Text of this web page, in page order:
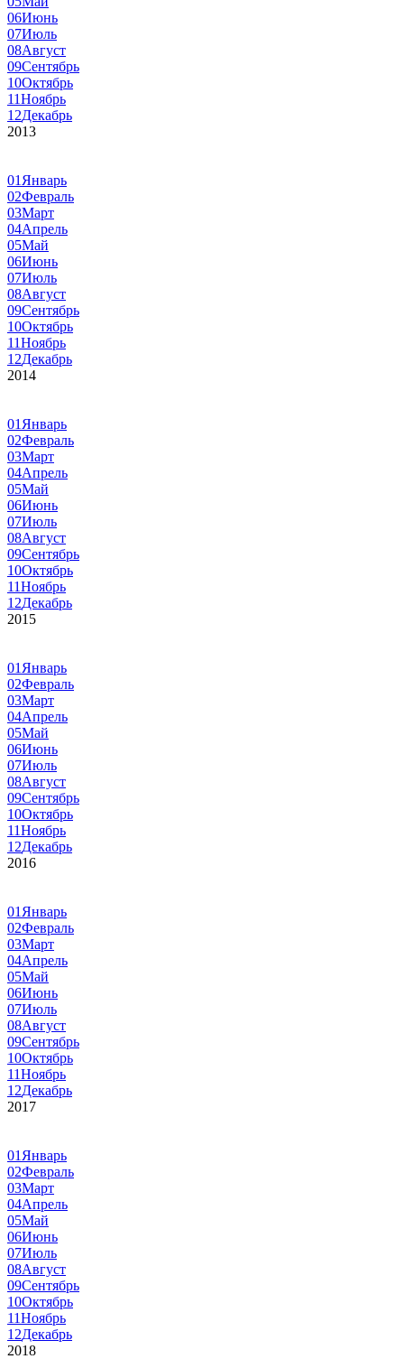
06Июнь
07Июль
08Август
09Сентябрь
10Октябрь
11Ноябрь
12Декабрь
2013
01 Январь
02Февраль
03Март
04Апрель
05Май
06Июнь
07Июль
08Август
09Сентябрь
10Октябрь
11Ноябрь
12Декабрь
2014
01 Январь
02Февраль
03Март
04Апрель
05Май
06Июнь
07Июль
08Август
09Сентябрь
10Октябрь
11Ноябрь
12Декабрь
2015
01 Январь
02Февраль
03Март
04Апрель
05Май
06Июнь
07Июль
08Август
09Сентябрь
10Октябрь
11Ноябрь
12Декабрь
2016
01 Январь
02Февраль
03Март
04Апрель
05Май
06Июнь
07Июль
08Август
09Сентябрь
10Октябрь
11Ноябрь
12Декабрь
2017
01 Январь
02Февраль
03Март
04Апрель
05Май
06Июнь
07Июль
08Август
09Сентябрь
10Октябрь
11Ноябрь
12Декабрь
2018